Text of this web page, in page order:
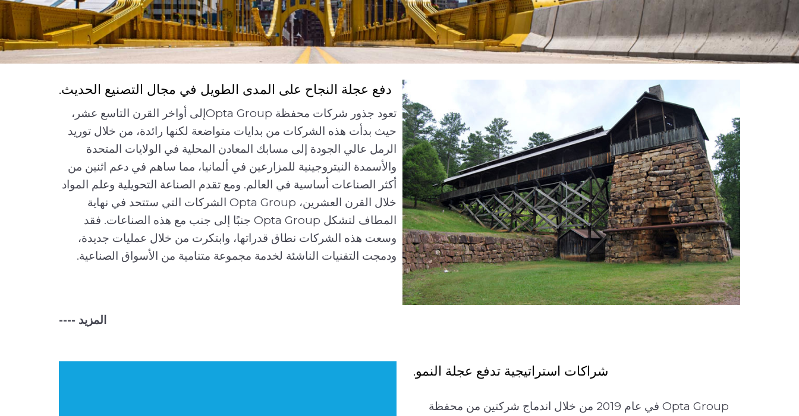
دفع عجلة النجاح على المدى الطويل في مجال التصنيع الحديث.
تعود جذور شركات محفظة Opta Groupإلى أواخر القرن التاسع عشر،
حيث بدأت هذه الشركات من بدايات متواضعة لكنها رائدة، من خلال توريد
الرمل عالي الجودة إلى مسابك المعادن المحلية في الولايات المتحدة
والأسمدة النيتروجينية للمزارعين في ألمانيا، مما ساهم في دعم اثنين من
أكثر الصناعات أساسية في العالم. ومع تقدم الصناعة التحويلية وعلم المواد
خلال القرن العشرين، Opta Group الشركات التي ستتحد في نهاية
المطاف لتشكل Opta Group جنبًا إلى جنب مع هذه الصناعات. فقد
وسعت هذه الشركات نطاق قدراتها، وابتكرت من خلال عمليات جديدة،
ودمجت التقنيات الناشئة لخدمة مجموعة متنامية من الأسواق الصناعية.
---- المزيد
Opta Group اليوم رائدة عالمية في مجال الحلول القائمة على الأداء،
حيث توفر إضافات مصممة خصيصًا، ومعدات تطبيق متخصصة، وخبرة فنية
ميدانية من خلال أقسامها:«الحلول المعدنية»،
«المواد الكيميائية المتخصصة»، و«الإضافات عالية الأداء». وفي جميع
عملياتها، Opta Group مع عملائها لحل التحديات المعقدة، وتعزيز كفاءة
العمليات، والارتقاء بمستويات السلامة والاستدامة، مما يؤدي إلى تحسينات
ملموسة ونجاح طويل الأمد للصناعات التي تشكل العمود الفقري للعالم
الحديث.
---- العودة
شراكات استراتيجية تدفع عجلة النمو.
Opta Group في عام 2019 من خلال اندماج شركتين من محفظة